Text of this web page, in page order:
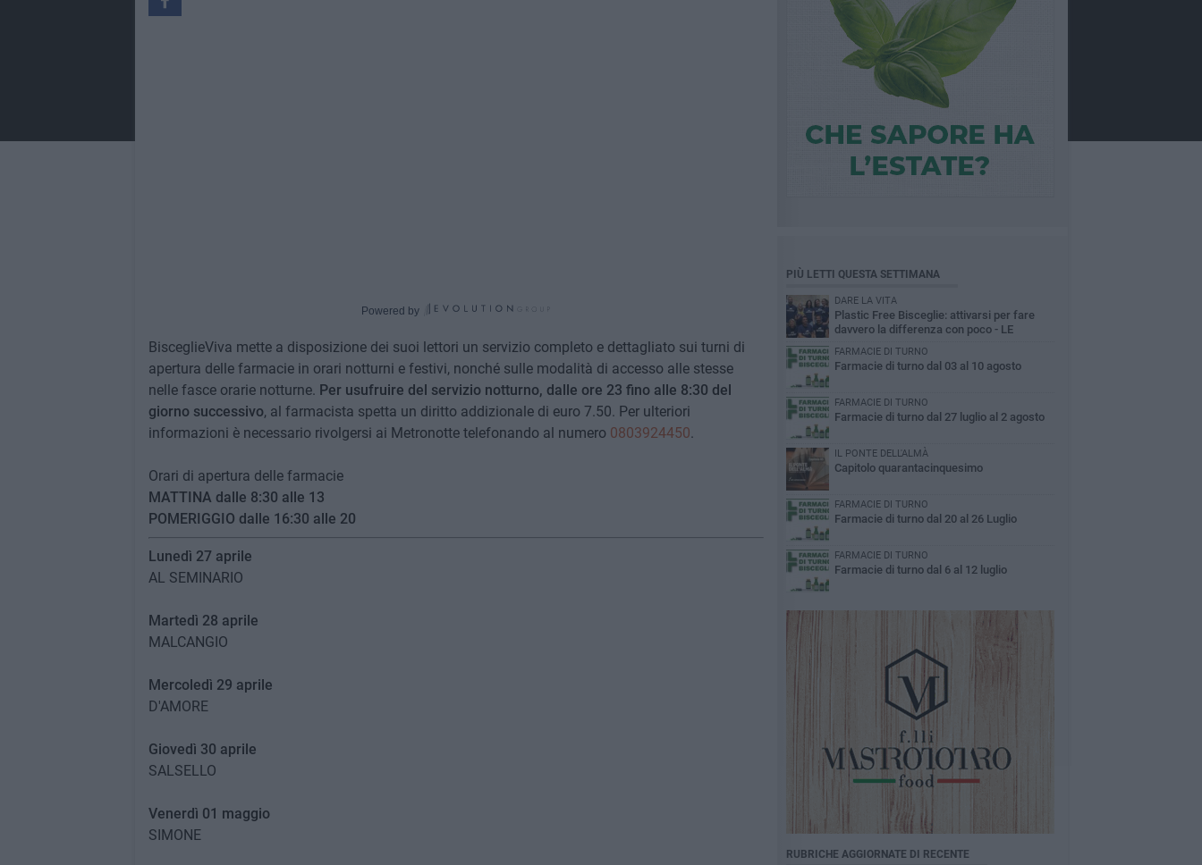
Powered by
BisceglieViva mette a disposizione dei suoi lettori un servizio completo e dettagliato sui turni di
apertura delle farmacie in orari notturni e festivi, nonché sulle modalità di accesso alle stesse
nelle fasce orarie notturne. Per usufruire del servizio notturno, dalle ore 23 fino alle 8:30 del
giorno successivo, al farmacista spetta un diritto addizionale di euro 7.50. Per ulteriori
informazioni è necessario rivolgersi ai Metronotte telefonando al numero 0803924450.
Orari di apertura delle farmacie
MATTINA dalle 8:30 alle 13
POMERIGGIO dalle 16:30 alle 20
Lunedì 27 aprile
AL SEMINARIO
Martedì 28 aprile
MALCANGIO
Mercoledì 29 aprile
D'AMORE
Giovedì 30 aprile
SALSELLO
Venerdì 01 maggio
SIMONE
PIÙ LETTI QUESTA SETTIMANA
DARE LA VITA
Plastic Free Bisceglie: attivarsi per fare
davvero la differenza con poco - LE
FARMACIE DI TURNO
Farmacie di turno dal 03 al 10 agosto
FARMACIE DI TURNO
Farmacie di turno dal 27 luglio al 2 agosto
IL PONTE DELL'ALMÀ
Capitolo quarantacinquesimo
FARMACIE DI TURNO
Farmacie di turno dal 20 al 26 Luglio
FARMACIE DI TURNO
Farmacie di turno dal 6 al 12 luglio
RUBRICHE AGGIORNATE DI RECENTE